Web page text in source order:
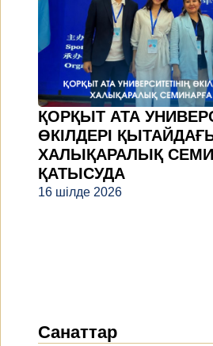
ҚОРҚЫТ АТА
ӨКІЛДЕРІ
ХАЛЫҚАРАЛЫҚ
ҚАТЫСУДА
16 шілде 2026
Санаттар